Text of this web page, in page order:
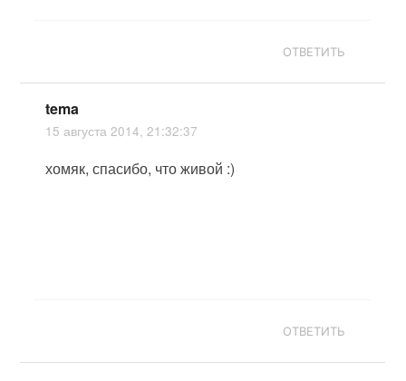
ОТВЕТИТЬ
tema
15 августа 2014, 21:32:37
хомяк, спасибо, что живой :)
ОТВЕТИТЬ